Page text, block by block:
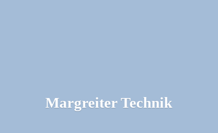
Margreiter Technik